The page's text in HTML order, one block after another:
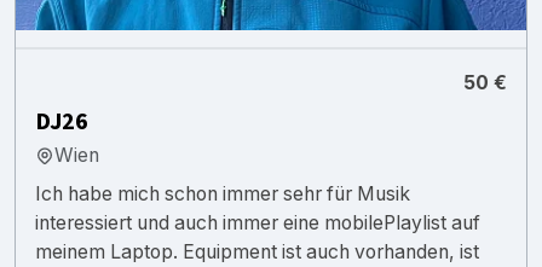
50 €
DJ26
Wien
Ich habe mich schon immer sehr für Musik
interessiert und auch immer eine mobilePlaylist auf
meinem Laptop. Equipment ist auch vorhanden, ist